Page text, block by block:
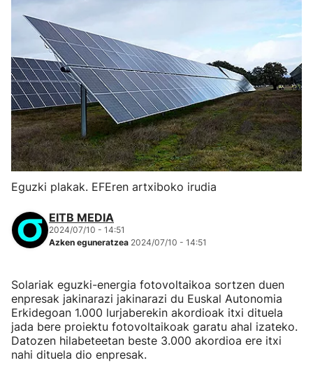
Eguzki plakak. EFEren artxiboko irudia
EITB MEDIA
2024/07/10 - 14:51
Azken eguneratzea 2024/07/10 - 14:51
Solariak eguzki-energia fotovoltaikoa sortzen duen
enpresak jakinarazi jakinarazi du Euskal Autonomia
Erkidegoan 1.000 lurjaberekin akordioak itxi dituela
jada bere proiektu fotovoltaikoak garatu ahal izateko.
Datozen hilabeteetan beste 3.000 akordioa ere itxi
nahi dituela dio enpresak.